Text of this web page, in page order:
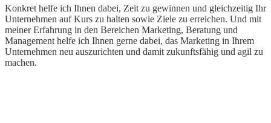
Konkret helfe ich Ihnen dabei, Zeit zu gewinnen und gleichzeitig Ihr
Unternehmen auf Kurs zu halten sowie Ziele zu erreichen. Und mit
meiner Erfahrung in den Bereichen Marketing, Beratung und
Management helfe ich Ihnen gerne dabei, das Marketing in Ihrem
Unternehmen neu auszurichten und damit zukunftsfähig und agil zu
machen.